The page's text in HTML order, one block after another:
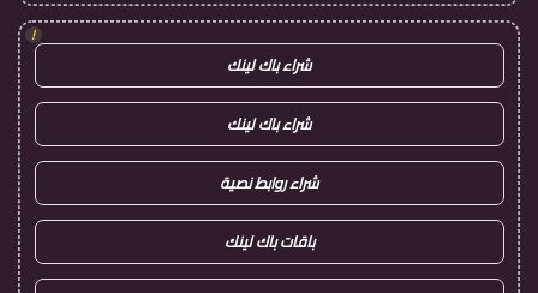
!
شراء باك لينك
شراء باك لينك
شراء روابط نصية
باقات باك لينك